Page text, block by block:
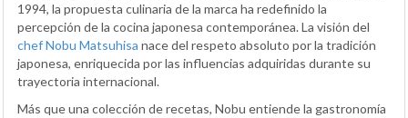
1994, la propuesta culinaria de la marca ha redefinido la
percepción de la cocina japonesa contemporánea. La visión del
chef Nobu Matsuhisa nace del respeto absoluto por la tradición
japonesa, enriquecida por las influencias adquiridas durante su
trayectoria internacional.
Más que una colección de recetas, Nobu entiende la gastronomía